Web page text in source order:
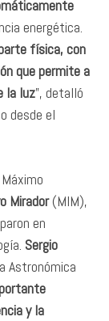
energética.
física, con
que permite a
la luz”, detalló
desde el
Mirador(MIM),
en
Sergio
Astronómica
y la